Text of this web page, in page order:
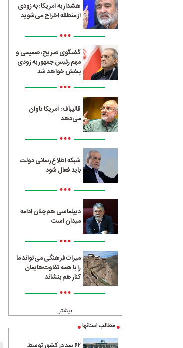
هشدار به آمریکا: به زودی
از منطقه اخراج می‌شوید
•••
گفتگوی صریح، صمیمی و
مهم رئیس جمهور به زودی
پخش خواهد شد
•••
قالیباف: آمریکا تاوان
می‌دهد
•••
شبکه اطلاع‌رسانی دولت
باید فعال شود
•••
دیپلماسی هم‌چنان ادامه
میدان است
•••
میراث‌فرهنگی می‌تواند ما
را با همه تفاوت‌هایمان
کنار هم بنشاند
•••
بیشتر
مطالب استانها
۶۲ سد در کشور توسط